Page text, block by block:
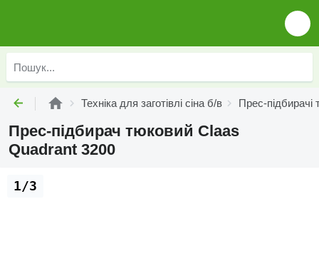
Техніка для заготівлі сіна б/в Прес-підбирачі
Прес-підбирач тюковий Claas
Quadrant 3200
1/3